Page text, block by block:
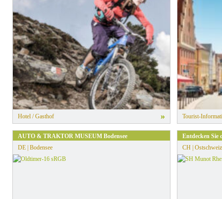
Hotel / Gasthof » Tourist-
AUTO & TRAKTOR MUSEUM Bodensee
DE | Bodensee
Entdecken Sie
CH | Ostschweiz